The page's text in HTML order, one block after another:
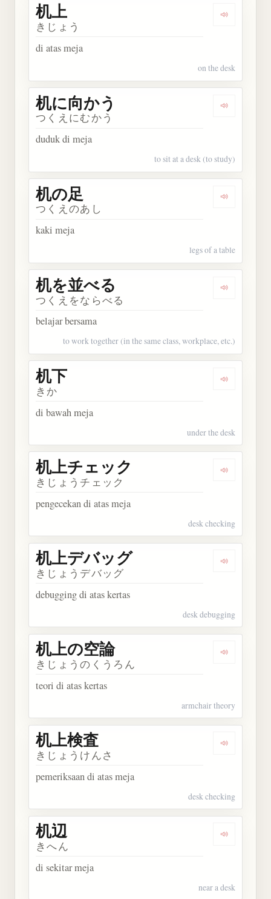
Dengarkan
机上
きじょう
di atas meja
on the desk
Dengarkan
机に向かう
つくえにむかう
duduk di meja
to sit at a desk (to study)
Dengarkan
机の足
つくえのあし
kaki meja
legs of a table
Dengarkan
机を並べる
つくえをならべる
belajar bersama
to work together (in the same class, workplace, etc.)
Dengarkan
机下
きか
di bawah meja
under the desk
Dengarkan
机上チェック
きじょうチェック
pengecekan di atas meja
desk checking
Dengarkan
机上デバッグ
きじょうデバッグ
debugging di atas kertas
desk debugging
Dengarkan
机上の空論
きじょうのくうろん
teori di atas kertas
armchair theory
Dengarkan
机上検査
きじょうけんさ
pemeriksaan di atas meja
desk checking
Dengarkan
机辺
きへん
di sekitar meja
near a desk